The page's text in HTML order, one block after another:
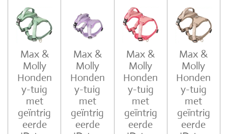
Max &
Molly
Honden
y-tuig
met
geïntrig
eerde
Max &
Molly
Honden
y-tuig
met
geïntrig
eerde
Max &
Molly
Honden
y-tuig
met
geïntrig
eerde
Max &
Molly
Honden
y-tuig
met
geïntrig
eerde